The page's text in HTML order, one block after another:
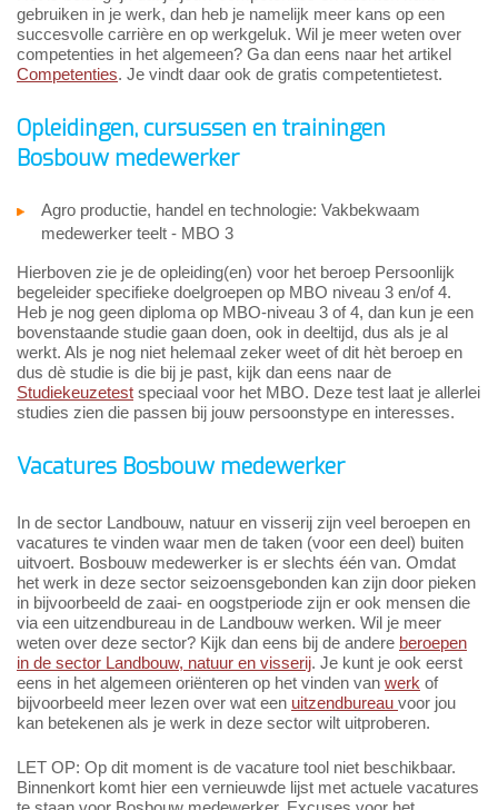
gebruiken in je werk, dan heb je namelijk meer kans op een
succesvolle carrière en op werkgeluk. Wil je meer weten over
competenties in het algemeen? Ga dan eens naar het artikel
Competenties. Je vindt daar ook de gratis competentietest.
Opleidingen, cursussen en trainingen
Bosbouw medewerker
Agro productie, handel en technologie: Vakbekwaam
medewerker teelt - MBO 3
Hierboven zie je de opleiding(en) voor het beroep Persoonlijk
begeleider specifieke doelgroepen op MBO niveau 3 en/of 4.
Heb je nog geen diploma op MBO-niveau 3 of 4, dan kun je een
bovenstaande studie gaan doen, ook in deeltijd, dus als je al
werkt. Als je nog niet helemaal zeker weet of dit hèt beroep en
dus dè studie is die bij je past, kijk dan eens naar de
Studiekeuzetest speciaal voor het MBO. Deze test laat je allerlei
studies zien die passen bij jouw persoonstype en interesses.
Vacatures Bosbouw medewerker
In de sector Landbouw, natuur en visserij zijn veel beroepen en
vacatures te vinden waar men de taken (voor een deel) buiten
uitvoert. Bosbouw medewerker is er slechts één van. Omdat
het werk in deze sector seizoensgebonden kan zijn door pieken
in bijvoorbeeld de zaai- en oogstperiode zijn er ook mensen die
via een uitzendbureau in de Landbouw werken. Wil je meer
weten over deze sector? Kijk dan eens bij de andere beroepen
in de sector Landbouw, natuur en visserij. Je kunt je ook eerst
eens in het algemeen oriënteren op het vinden van werk of
bijvoorbeeld meer lezen over wat een uitzendbureau voor jou
kan betekenen als je werk in deze sector wilt uitproberen.
LET OP: Op dit moment is de vacature tool niet beschikbaar.
Binnenkort komt hier een vernieuwde lijst met actuele vacatures